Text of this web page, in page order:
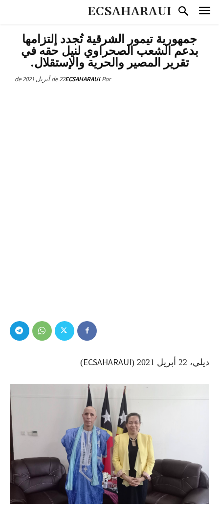
ECSAHARAUI
جمهورية تيمور الشرقية تُجدد إلتزامها
بدعم الشعب الصحراوي لنيل حقه في
تقرير المصير والحرية والإستقلال.
Por
ECSAHARAUI22 de أبريل de 2021
ديلي، 22 أبريل 2021 ( ECSAHARAUI
)